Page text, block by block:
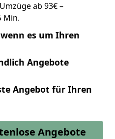
ab 93€ –
Min.
es um Ihren
Angebote
Angebot für Ihren
Angebote